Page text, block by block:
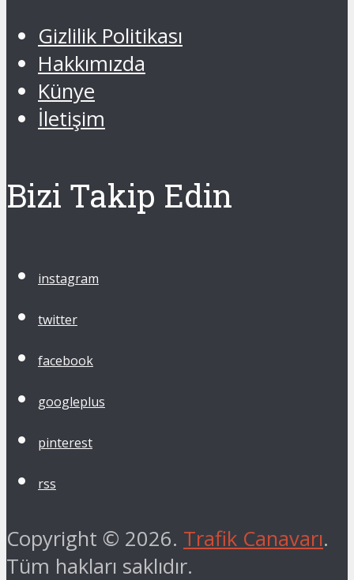
Gizlilik Politikası
Hakkımızda
Künye
İletişim
Bizi Takip Edin
instagram
twitter
facebook
googleplus
pinterest
rss
Copyright © 2026. Trafik Canavarı.
Tüm hakları saklıdır.